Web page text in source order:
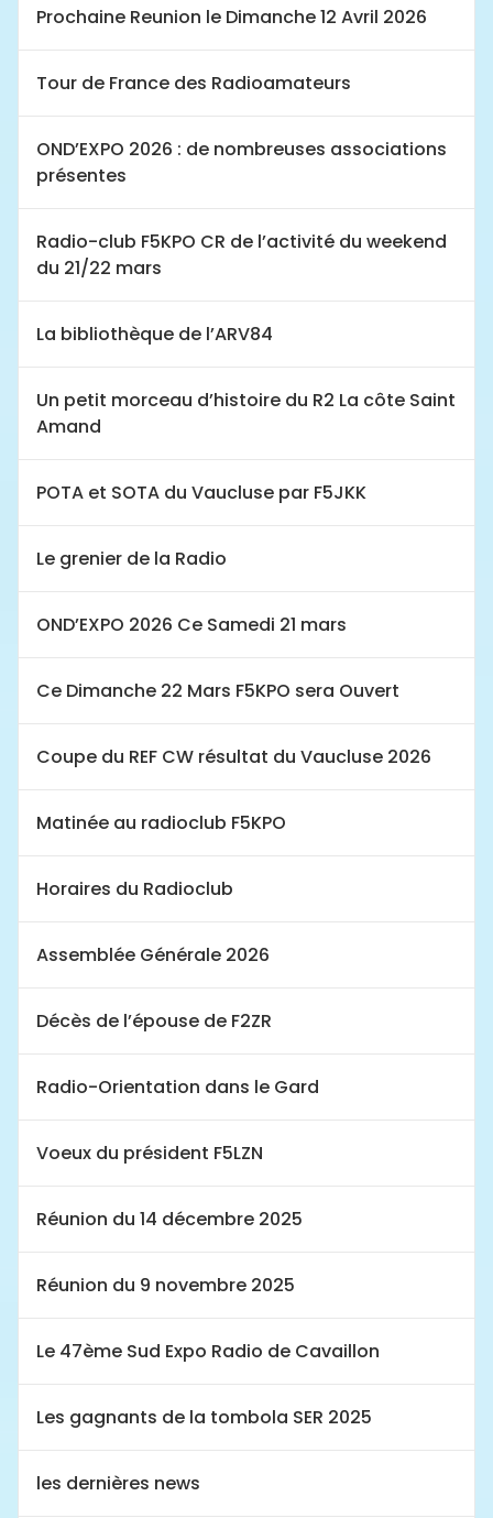
Prochaine Reunion le Dimanche 12 Avril 2026
Tour de France des Radioamateurs
OND’EXPO 2026 : de nombreuses associations
présentes
Radio-club F5KPO CR de l’activité du weekend
du 21/22 mars
La bibliothèque de l’ARV84
Un petit morceau d’histoire du R2 La côte Saint
Amand
POTA et SOTA du Vaucluse par F5JKK
Le grenier de la Radio
OND’EXPO 2026 Ce Samedi 21 mars
Ce Dimanche 22 Mars F5KPO sera Ouvert
Coupe du REF CW résultat du Vaucluse 2026
Matinée au radioclub F5KPO
Horaires du Radioclub
Assemblée Générale 2026
Décès de l’épouse de F2ZR
Radio-Orientation dans le Gard
Voeux du président F5LZN
Réunion du 14 décembre 2025
Réunion du 9 novembre 2025
Le 47ème Sud Expo Radio de Cavaillon
Les gagnants de la tombola SER 2025
les dernières news